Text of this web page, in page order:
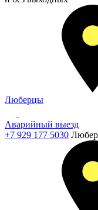
Люберцы
Аварийный выезд
+7 929 177 5030